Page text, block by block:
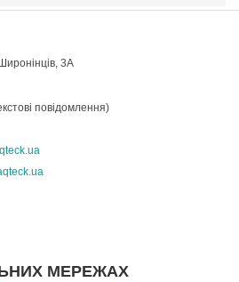
3А
повідомлення)
МЕРЕЖАХ